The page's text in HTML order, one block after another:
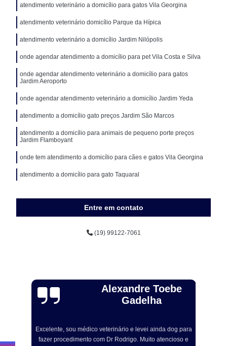
atendimento veterinário a domicílio para gatos Vila Georgina
atendimento veterinário domicílio Parque da Hípica
atendimento veterinário a domicílio Jardim Nilópolis
onde agendar atendimento a domicílio para pet Vila Costa e Silva
onde agendar atendimento veterinário a domicílio para gatos
Jardim Aeroporto
onde agendar atendimento veterinário a domicílio Jardim Yeda
atendimento a domicílio gato preços Jardim São Marcos
atendimento a domicílio para animais de pequeno porte preços
Jardim Flamboyant
onde tem atendimento a domicílio para cães e gatos Vila Georgina
atendimento a domicílio para gato Taquaral
Entre em contato
(19) 99122-7061
Alexandre Toebe
Gadelha
Excelente, sou médico veterinário e levei ainda dog para
fazer procedimento com Dr Rodrigo. Muito atencioso e